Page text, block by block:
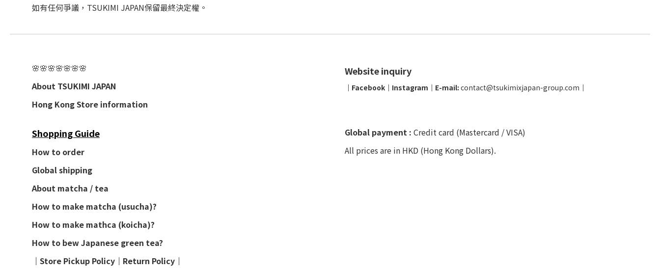
如有任何爭議，TSUKIMI JAPAN保留最終決定權。
🌸🌸🌸🌸🌸🌸🌸
About TSUKIMI JAPAN
Hong Kong Store information
Website inquiry
│ Facebook │ Instagram │ E-mail: contact@tsukimixjapan-group.com │
Shopping Guide
How to order
Global shipping
About matcha / tea
How to make matcha (usucha)?
How to make mathca (koicha)?
How to bew Japanese green tea?
│ Store Pickup Policy │ Return Policy │
Global payment : Credit card (Mastercard / VISA)
All prices are in HKD (Hong Kong Dollars).